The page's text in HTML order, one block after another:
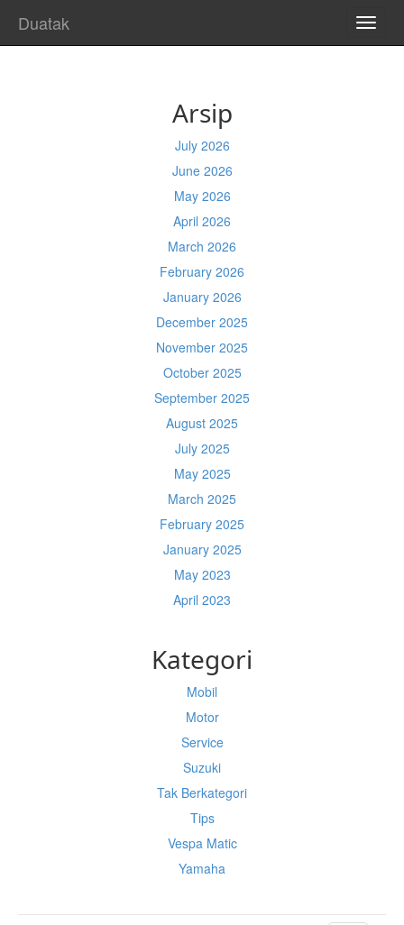
Duatak
Arsip
July 2026
June 2026
May 2026
April 2026
March 2026
February 2026
January 2026
December 2025
November 2025
October 2025
September 2025
August 2025
July 2025
May 2025
March 2025
February 2025
January 2025
May 2023
April 2023
Kategori
Mobil
Motor
Service
Suzuki
Tak Berkategori
Tips
Vespa Matic
Yamaha